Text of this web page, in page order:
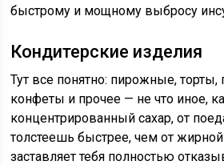
быстрому и мощному выбросу
Кондитерские изделия
Тут все понятно: пирожные,
конфеты и прочее — не что иное,
концентрированный сахар, от
толстеешь быстрее, чем от
заставляет тебя полностью